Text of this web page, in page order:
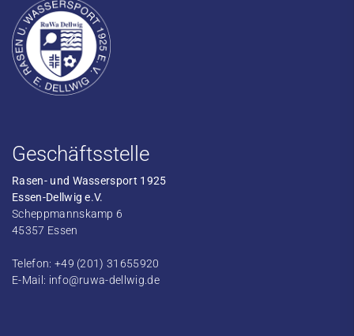
Geschäftsstelle
Rasen- und Wassersport 1925
Essen-Dellwig e.V.
Scheppmannskamp 6
45357 Essen
Telefon: +49 (201) 31655920
E-Mail: info@ruwa-dellwig.de